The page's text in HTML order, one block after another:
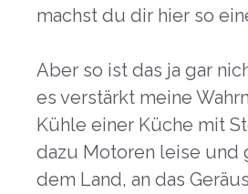
machst du dir hier so
Aber so ist das ja gar
es verstärkt meine
Kühle einer Küche mit
dazu Motoren leise und
dem Land, an das